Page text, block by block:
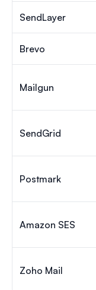
SendLayer
Brevo
Mailgun
SendGrid
Postmark
Amazon SES
Zoho Mail